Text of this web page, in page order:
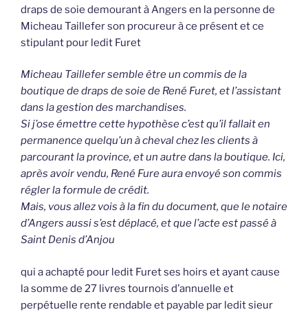
draps de soie demourant à Angers en la personne de
Micheau Taillefer son procureur à ce présent et ce
stipulant pour ledit Furet
Micheau Taillefer semble être un commis de la
boutique de draps de soie de René Furet, et l’assistant
dans la gestion des marchandises.
Si j’ose émettre cette hypothèse c’est qu’il fallait en
permanence quelqu’un à cheval chez les clients à
parcourant la province, et un autre dans la boutique. Ici,
après avoir vendu, René Fure aura envoyé son commis
régler la formule de crédit.
Mais, vous allez vois à la fin du document, que le notaire
d’Angers aussi s’est déplacé, et que l’acte est passé à
Saint Denis d’Anjou
qui a achapté pour ledit Furet ses hoirs et ayant cause
la somme de 27 livres tournois d’annuelle et
perpétuelle rente rendable et payable par ledit sieur